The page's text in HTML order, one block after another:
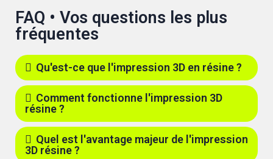
FAQ • Vos questions les plus
fréquentes
Qu'est-ce que l'impression 3D en résine ?
Comment fonctionne l'impression 3D
résine ?
Quel est l'avantage majeur de l'impression
3D résine ?